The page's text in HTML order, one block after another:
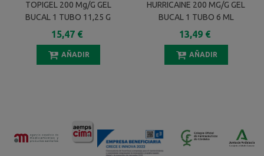
TOPIGEL 200 Mg/g GEL
BUCAL 1 TUBO 11,25 G
15,47 €
AÑADIR
HURRICAINE 200 MG/G GEL
BUCAL 1 TUBO 6 ML
13,49 €
AÑADIR